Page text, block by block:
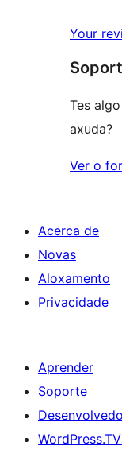
2
de
1
Your
Tes
axuda?
Ver o
Acerca de
Novas
Aloxamento
Privacidade
Aprender
Soporte
WordPress.TV